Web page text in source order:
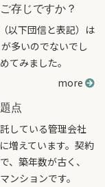
存じですか？
以下団信と表記）は
多いのでないでし
てみました。
more
点
している管理会社
増えています。契約
、築年数が古く、
ンションです。